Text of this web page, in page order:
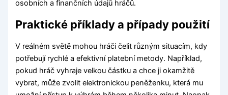
osobních a finančních údajů hráčů.
Praktické příklady a případy použití
V reálném světě mohou hráči čelit různým situacím, kdy
potřebují rychlé a efektivní platební metody. Například,
pokud hráč vyhraje velkou částku a chce ji okamžitě
vybrat, může zvolit elektronickou peněženku, která mu